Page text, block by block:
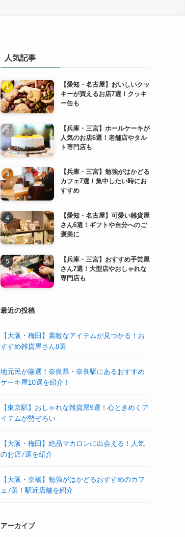
人気記事
【愛知・名古屋】おいしいクッ
キーが買えるお店7選！クッキ
ー缶も
【兵庫・三宮】ホールケーキが
人気のお店6選！老舗店やタル
ト専門店も
【兵庫・三宮】勉強がはかどる
カフェ7選！集中したい時にお
すすめ
【愛知・名古屋】可愛い雑貨屋
さん6選！ギフトや自分へのご
褒美に
【兵庫・三宮】おすすめ手芸屋
さん7選！大型店やおしゃれな
専門店も
最近の投稿
【大阪・梅田】素敵なアイテムが見つかる！お
すすめ雑貨屋さん8選
地元民が厳選！奈良県・奈良駅にあるおすすめ
ケーキ屋10選を紹介！
【東京駅】おしゃれな雑貨屋9選！心ときめくア
イテムが勢ぞろい
【大阪・梅田】絶品マカロンに出会える！人気
のお店7選を紹介
【大阪・京橋】勉強がはかどるおすすめのカフ
ェ7選！駅近店舗を紹介
アーカイブ